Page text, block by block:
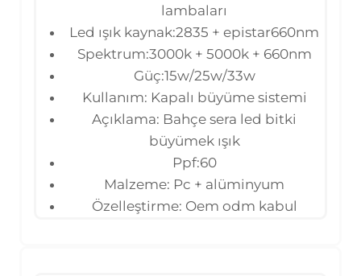
lambaları
Led ışık kaynak:2835 + epistar660nm
Spektrum:3000k + 5000k + 660nm
Güç:15w/25w/33w
Kullanım: Kapalı büyüme sistemi
Açıklama: Bahçe sera led bitki
büyümek ışık
Ppf:60
Malzeme: Pc + alüminyum
Özelleştirme: Oem odm kabul